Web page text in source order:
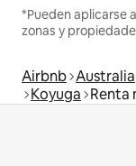
*Pueden aplicarse
zonas y
Airbnb Australia
Koyuga Renta